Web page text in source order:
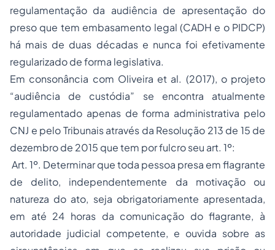
regulamentação da audiência de apresentação do
preso que tem embasamento legal (CADH e o PIDCP)
há mais de duas décadas e nunca foi efetivamente
regularizado de forma legislativa.
Em consonância com Oliveira et al. (2017), o projeto
“audiência de custódia” se encontra atualmente
regulamentado apenas de forma administrativa pelo
CNJ e pelo Tribunais através da Resolução 213 de 15 de
dezembro de 2015 que tem por fulcro seu art. 1º:
Art. 1º. Determinar que toda pessoa presa em flagrante
de delito, independentemente da motivação ou
natureza do ato, seja obrigatoriamente apresentada,
em até 24 horas da comunicação do flagrante, à
autoridade judicial competente, e ouvida sobre as